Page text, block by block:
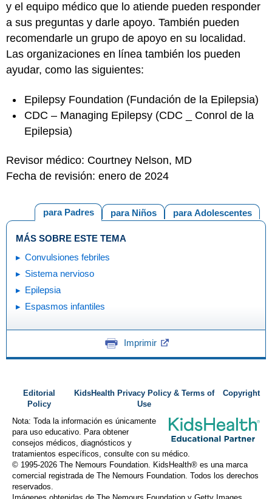
y el equipo médico que lo atiende pueden responder
a sus preguntas y darle apoyo. También pueden
recomendarle un grupo de apoyo en su localidad.
Las organizaciones en línea también los pueden
ayudar, como las siguientes:
Epilepsy Foundation (Fundación de la Epilepsia)
CDC – Managing Epilepsy (CDC _ Conrol de la
Epilepsia)
Revisor médico: Courtney Nelson, MD
Fecha de revisión: enero de 2024
para Adolescentes
para Niños
para Padres
MÁS SOBRE ESTE TEMA
Convulsiones febriles
Sistema nervioso
Epilepsia
Espasmos infantiles
Imprimir
Editorial
Policy
KidsHealth Privacy Policy & Terms of
Use
Copyright
Nota: Toda la información es únicamente
para uso educativo. Para obtener
consejos médicos, diagnósticos y
tratamientos específicos, consulte con su médico.
© 1995-2026 The Nemours Foundation. KidsHealth® es una marca
comercial registrada de The Nemours Foundation. Todos los derechos
reservados.